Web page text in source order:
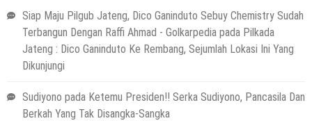
Siap Maju Pilgub Jateng, Dico Ganinduto Sebuy Chemistry Sudah
Terbangun Dengan Raffi Ahmad - Golkarpedia pada Pilkada
Jateng : Dico Ganinduto Ke Rembang, Sejumlah Lokasi Ini Yang
Dikunjungi
Sudiyono pada Ketemu Presiden!! Serka Sudiyono, Pancasila Dan
Berkah Yang Tak Disangka-Sangka